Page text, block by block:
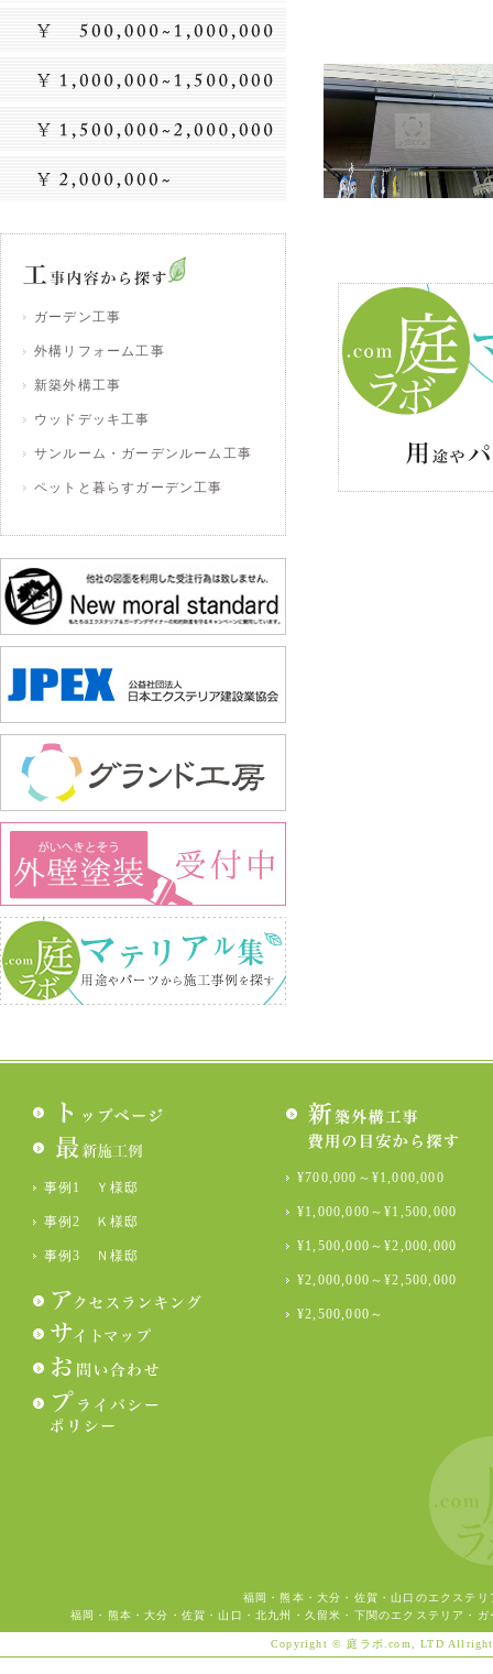
ガーデン工事
外構リフォーム工事
新築外構工事
ウッドデッキ工事
サンルーム・ガーデンルーム工事
ペットと暮らすガーデン工事
事例1 Ｙ様邸
事例2 Ｋ様邸
事例3 Ｎ様邸
¥700,000～¥1,000,000
¥1,000,000～¥1,500,000
¥1,500,000～¥2,000,000
¥2,000,000～¥2,500,000
¥2,500,000～
福岡・熊本・大分・佐賀・山口のエクステ
福岡・熊本・大分・佐賀・山口・北九州・久留米・下関のエクステリア・
Copyright © 庭ラボ.com, LTD